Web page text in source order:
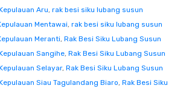
Aru, rak besi siku lubang susun
Mentawai, rak besi siku lubang susun
Meranti, Rak Besi Siku Lubang Susun
Sangihe, Rak Besi Siku Lubang Susun
Selayar, Rak Besi Siku Lubang Susun
Siau Tagulandang Biaro, Rak Besi Siku